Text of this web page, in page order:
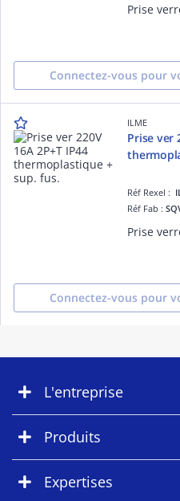
Connectez-vous pour
ILME
Prise ver
Réf Rexel :
Réf Fab :
Connectez-vous pour
L'entreprise
Produits
Expertises